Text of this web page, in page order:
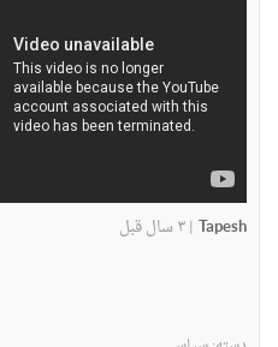
Tapesh
|۳ سال قبل